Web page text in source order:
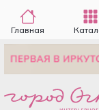
Главная